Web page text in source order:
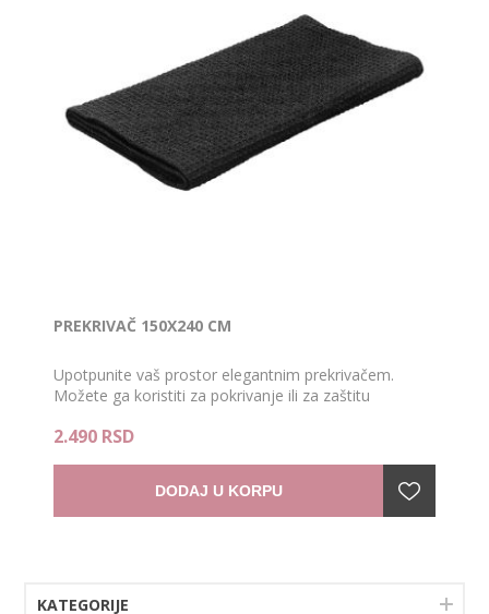
PREKRIVAČ 150X240 CM
Upotpunite vaš prostor elegantnim prekrivačem.
Možete ga koristiti za pokrivanje ili za zaštitu
2.490 RSD
DODAJ U KORPU
KATEGORIJE